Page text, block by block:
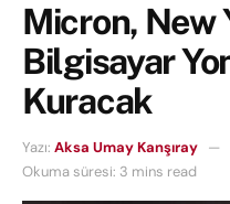
Micron, New
Bilgisayar
Kuracak
Yazı: Aksa Umay Kanşıray
Okuma süresi: 3 mins read